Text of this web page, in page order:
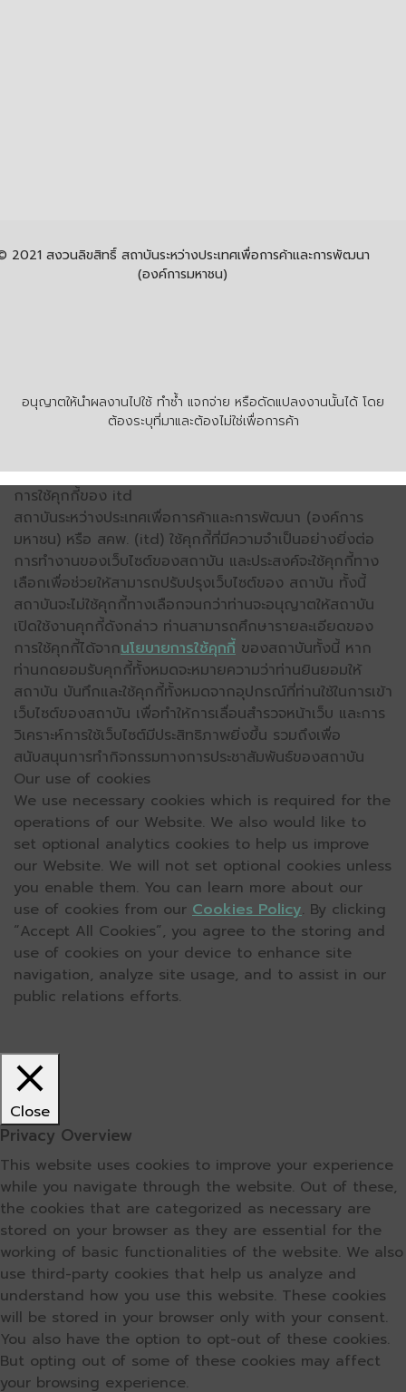
อนุญาตให้นำผลงานไปใช้ ทำซ้ำ แจกจ่าย หรือดัดแปลงงานนั้นได้ โดย
ต้องระบุที่มาและต้องไม่ใช่เพื่อการค้า
2021 สงวนลิขสิทธิ์ สถาบันระหว่างประเทศเพื่อการค้าและการพัฒนา
(องค์การมหาชน)
การใช้คุกกี้ของ itd
สถาบันระหว่างประเทศเพื่อการค้าและการพัฒนา (องค์การ
มหาชน) หรือ สคพ. (itd) ใช้คุกกี้ที่มีความจำเป็นอย่างยิ่งต่อ
การทำงานของเว็บไซต์ของสถาบัน และประสงค์จะใช้คุกกี้ทาง
เลือกเพื่อช่วยให้สามารถปรับปรุงเว็บไซต์ของ สถาบัน ทั้งนี้
สถาบันจะไม่ใช้คุกกี้ทางเลือกจนกว่าท่านจะอนุญาตให้สถาบัน
เปิดใช้งานคุกกี้ดังกล่าว ท่านสามารถศึกษารายละเอียดของ
การใช้คุกกี้ได้จากนโยบายการใช้คุกกี้ ของสถาบันทั้งนี้ หาก
ท่านกดยอมรับคุกกี้ทั้งหมดจะหมายความว่าท่านยินยอมให้
สถาบัน บันทึกและใช้คุกกี้ทั้งหมดจากอุปกรณ์ที่ท่านใช้ในการเข้า
เว็บไซต์ของสถาบัน เพื่อทำให้การเลื่อนสำรวจหน้าเว็บ และการ
วิเคราะห์การใช้เว็บไซต์มีประสิทธิภาพยิ่งขึ้น รวมถึงเพื่อ
สนับสนุนการทำกิจกรรมทางการประชาสัมพันธ์ของสถาบัน
Our use of cookies
We use necessary cookies which is required for the
operations of our Website. We also would like to
set optional analytics cookies to help us improve
our Website. We will not set optional cookies unless
you enable them. You can learn more about our
use of cookies from our Cookies Policy. By clicking
“Accept All Cookies”, you agree to the storing and
use of cookies on your device to enhance site
navigation, analyze site usage, and to assist in our
public relations efforts.
Close
Privacy Overview
This website uses cookies to improve your experience
while you navigate through the website. Out of these,
the cookies that are categorized as necessary are
stored on your browser as they are essential for the
working of basic functionalities of the website. We also
use third-party cookies that help us analyze and
understand how you use this website. These cookies
will be stored in your browser only with your consent.
You also have the option to opt-out of these cookies.
But opting out of some of these cookies may affect
your browsing experience.